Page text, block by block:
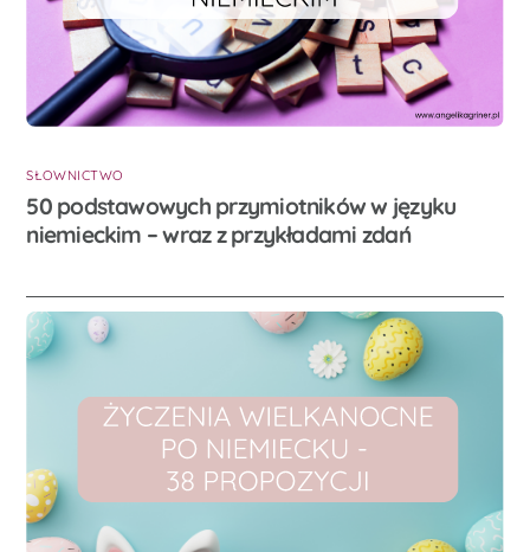
SŁOWNICTWO
50 podstawowych przymiotników w języku
niemieckim – wraz z przykładami zdań